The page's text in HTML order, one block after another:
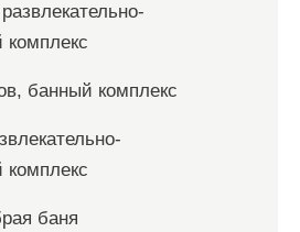
комплекс
банный комплекс
комплекс
баня